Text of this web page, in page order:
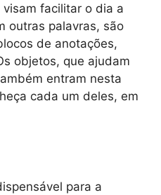
visam facilitar o dia a
outras palavras, são
de anotações,
objetos, que ajudam
entram nesta
cada um deles, em
para a